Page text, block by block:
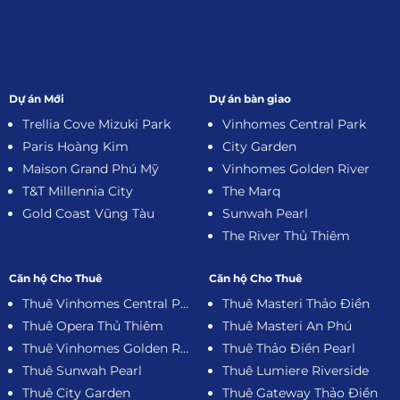
Dự án Mới
Trellia Cove Mizuki Park
Paris Hoàng Kim
Maison Grand Phú Mỹ
T&T Millennia City
Gold Coast Vũng Tàu
Dự án bàn giao
Vinhomes Central Park
City Garden
Vinhomes Golden River
The Marq
Sunwah Pearl
The River Thủ Thiêm
Căn hộ Cho Thuê
Thuê Vinhomes Central Park
Thuê Opera Thủ Thiêm
Thuê Vinhomes Golden River
Thuê Sunwah Pearl
Thuê City Garden
Căn hộ Cho Thuê
Thuê Masteri Thảo Điền
Thuê Masteri An Phú
Thuê Thảo Điền Pearl
Thuê Lumiere Riverside
Thuê Gateway Thảo Điền